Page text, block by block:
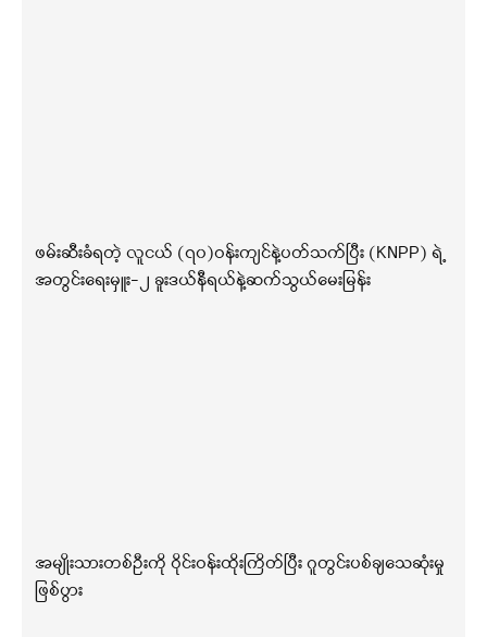
ဖမ်းဆီးခံရတဲ့ လူငယ် (၇၀)ဝန်းကျင်နဲ့ပတ်သက်ပြီး (KNPP) ရဲ့
အတွင်းရေးမှူး-၂ ခူးဒယ်နီရယ်နဲ့ဆက်သွယ်မေးမြန်း
အမျိုးသားတစ်ဦးကို ဝိုင်းဝန်းထိုးကြိတ်ပြီး ဂူတွင်းပစ်ချသေဆုံးမှု
ဖြစ်ပွား